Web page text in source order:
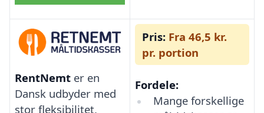
RentNemt er en
Dansk udbyder med
stor fleksibilitet,
Pris: Fra 46,5 kr.
pr. portion
Fordele:
Mange forskellige